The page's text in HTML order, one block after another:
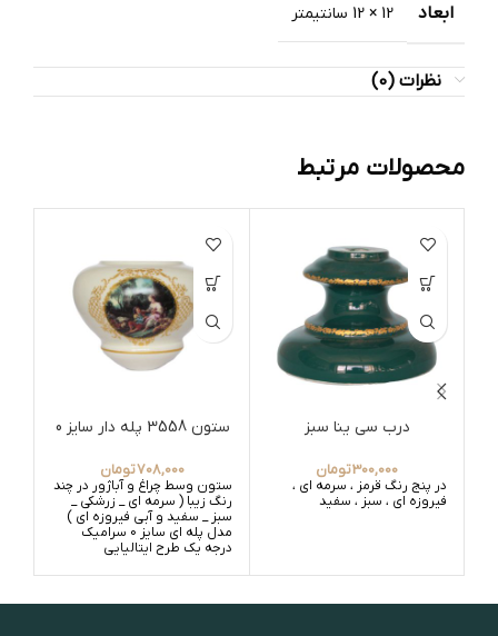
ابعاد
12 × 12 سانتیمتر
نظرات (0)
محصولات مرتبط
درب سی ینا سبز
300,000تومان
در پنج رنگ قرمز ، سرمه ای ،
فیروزه ای ، سبز ، سفید
ستون 3558 پله دار سایز 0
708,000تومان
ستون وسط چراغ و آباژور در چند
رنگ زیبا ( سرمه ای _ زرشکی _
سبز _ سفید و آبی فیروزه ای )
مدل پله ای سایز 0 سرامیک
درجه یک طرح ایتالیایی